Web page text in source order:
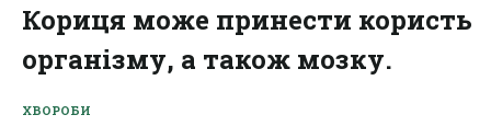
Кориця може принести користь
організму, а також мозку.
ХВОРОБИ